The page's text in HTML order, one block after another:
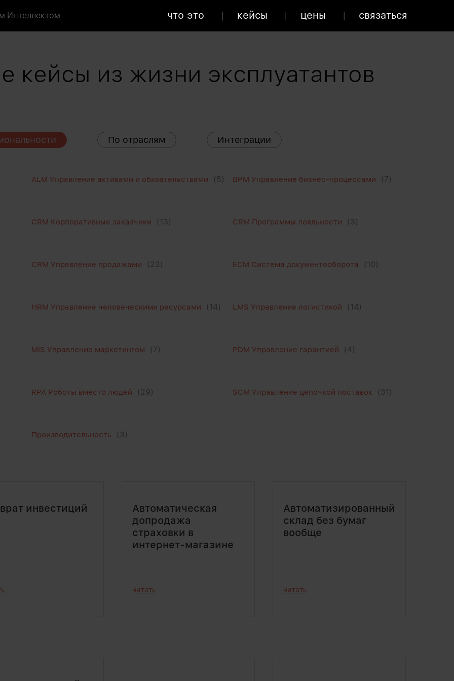
Интеллектом что это кейсы цены связаться
кейсы из жизни эксплуатантов
По отраслям Интеграции
ALM Управление активами и обязательствами (5) BPM Управление бизнес-процессами (7)
CRM Корпоративные заказчики (13) CRM Программы лояльности (3)
CRM Управление продажами (22) ECM Система документооборота (10)
HRM Управление человеческими ресурсами (14) LMS Управление логистикой (14)
MIS Управление маркетингом (7) PDM Управление гарантией (4)
RPA Роботы вместо людей (29) SCM Управление цепочкой поставок (31)
Производительность (3)
инвестиций
Автоматическая
допродажа
страховки в
интернет-магазине
читать
Автоматизированный
склад без бумаг
вообще
читать